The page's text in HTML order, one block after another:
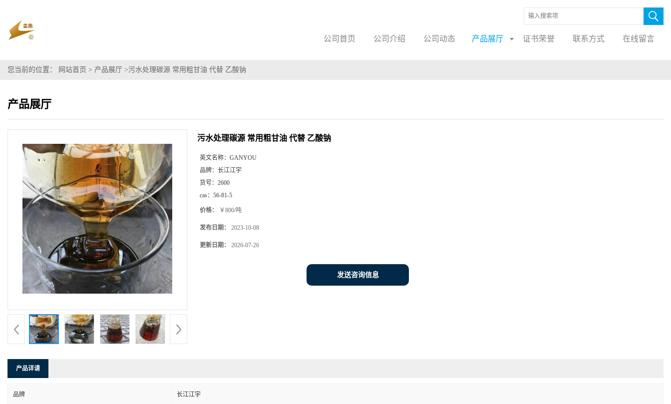
公司首页 公司介绍 公司动态 产品展厅 证书荣誉 联系方式 在线留言
您当前的位置： 网站首页 > 产品展厅 >污水处理碳源 常用粗甘油 代替 乙酸钠
产品展厅
污水处理碳源 常用粗甘油 代替 乙酸钠
英文名称： GANYOU
品牌： 长江江宇
货号： 2600
cas： 56-81-5
价格： ￥800/吨
发布日期： 2023-10-08
更新日期： 2026-07-26
发送咨询信息
产品详请
品牌 长江江宇